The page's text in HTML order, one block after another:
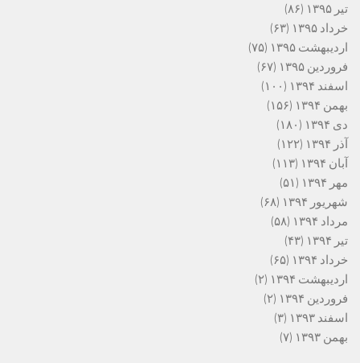
تیر ۱۳۹۵
(۸۶)
خرداد ۱۳۹۵
(۶۳)
اردیبهشت ۱۳۹۵
(۷۵)
فروردین ۱۳۹۵
(۶۷)
اسفند ۱۳۹۴
(۱۰۰)
بهمن ۱۳۹۴
(۱۵۶)
دی ۱۳۹۴
(۱۸۰)
آذر ۱۳۹۴
(۱۲۲)
آبان ۱۳۹۴
(۱۱۳)
مهر ۱۳۹۴
(۵۱)
شهریور ۱۳۹۴
(۶۸)
مرداد ۱۳۹۴
(۵۸)
تیر ۱۳۹۴
(۴۳)
خرداد ۱۳۹۴
(۶۵)
اردیبهشت ۱۳۹۴
(۲)
فروردین ۱۳۹۴
(۲)
اسفند ۱۳۹۳
(۳)
بهمن ۱۳۹۳
(۷)